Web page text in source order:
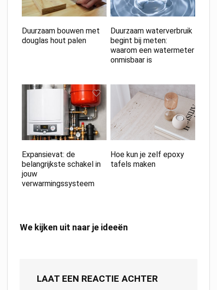
Duurzaam bouwen met
douglas hout palen
Duurzaam waterverbruik
begint bij meten:
waarom een watermeter
onmisbaar is
Expansievat: de
belangrijkste schakel in
jouw
verwarmingssysteem
Hoe kun je zelf epoxy
tafels maken
We kijken uit naar je ideeën
LAAT EEN REACTIE ACHTER